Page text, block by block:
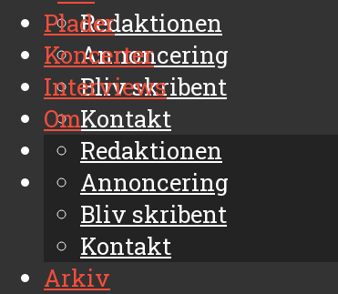
Redaktionen
Annoncering
Bliv skribent
Kontakt
Arkiv
Plader
Koncerter
Interviews
Om
Redaktionen
Annoncering
Bliv skribent
Kontakt
Arkiv